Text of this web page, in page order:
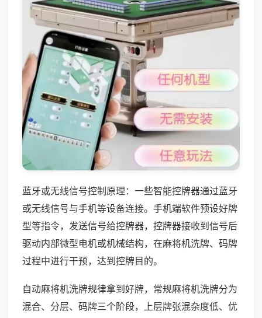
蓝牙或无线信号控制原理：一些智能控牌器通过蓝牙
或无线信号与手机等设备连接。手机端软件预设好牌
型等指令，发送信号给控牌器，控牌器接收到信号后
驱动内部微型电机或机械结构，在麻将机洗牌、码牌
过程中进行干预，达到控牌目的。
自动麻将机洗牌规律拿到好牌，常规麻将机洗牌分为
混合、分层、码牌三个阶段，上层牌张混杂度低、优